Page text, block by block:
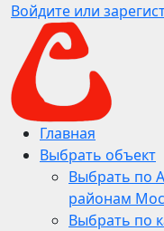
Войдите или
Главная
Выбрать объект
Выбрать по
районам
Выбрать по